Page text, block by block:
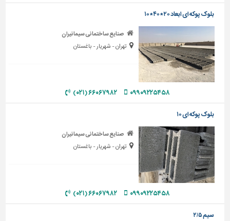
برقی،روشنایی،ایمنی
محوطه
سازی
و
نما
ساخت
تاسیسات
ساختمان
شهرسازی،
ترافیک
و
سایر
بلوک پوکه ای ابعاد ۲۰*۴۰*۱۰
صنایع ساختمانی سیمانیران
تهران - شهریار - باغستان
۰۹۹۰۹۲۲۵۴۵۸ ۶۶۰۶۷۹۸۲ (۰۲۱)
بلوک پوکه ای ۱۰
صنایع ساختمانی سیمانیران
تهران - شهریار - باغستان
۰۹۹۰۹۲۲۵۴۵۸ ۶۶۰۶۷۹۸۲ (۰۲۱)
سیم ۲/۵